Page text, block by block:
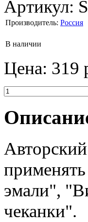
Артикул:
Производитель: Россия
В наличии
Цена: 319
эмали",
чеканки".